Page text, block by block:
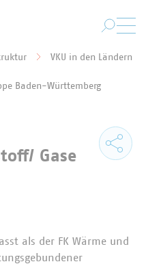
VKU in den Ländern
Baden-Württemberg
Gase
als der FK Wärme und